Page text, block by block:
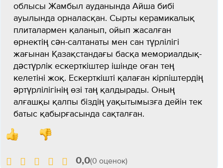
облысы Жамбыл ауданында Айша бибі
ауылында орналасқан. Сырты керамикалық
плиталармен қаланып, ойып жасалған
өрнектің сән-салтанаты мен сан түрлілігі
жағынан Қазақстандағы басқа мемориалдық-
дәстүрлік ескерткіштер ішінде оған тең
келетіні жоқ. Ескерткішті қалаған кірпіштердің
әртүрлілігінің өзі таң қалдырады. Оның
алғашқы қалпы біздің уақытымызға дейін тек
батыс қабырғасында сақталған.
0,0(0 оценок)